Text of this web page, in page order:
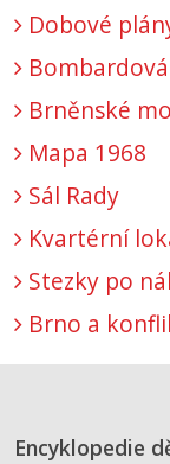
Dobové
Brněnské
Mapa 1968
Sál Rady
Kvartérní
Stezky po
Brno a
Encyklopedie